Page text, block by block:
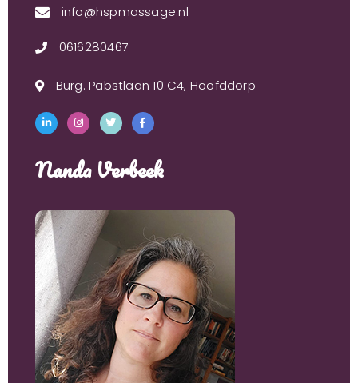
info@hspmassage.nl
0616280467
Burg. Pabstlaan 10 C4, Hoofddorp
Nanda Verbeek